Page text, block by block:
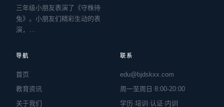
三年级小朋友表演了《守株待
兔》。小朋友们精彩生动的表
演，…
导航
首页
教育资讯
关于我们
联系
edu@bjdskxx.com
周一至周日 8:00-20:00
学历·培训·认证·内训